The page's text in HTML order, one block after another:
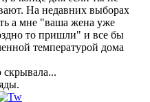
На недавних выборах
а мне "ваша жена уже
то пришли" и все бы
температурой дома
скрывала...